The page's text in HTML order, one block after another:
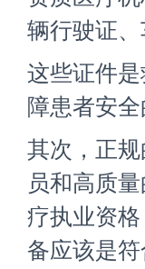
辆行驶证、
这些证件
障患者安全
其次，正
员和高质
疗执业资
备应该是